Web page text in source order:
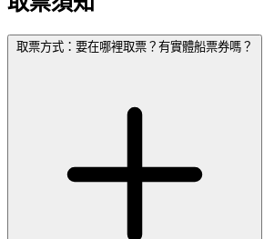
取票方式：要在哪裡取票？有實體船票券嗎？